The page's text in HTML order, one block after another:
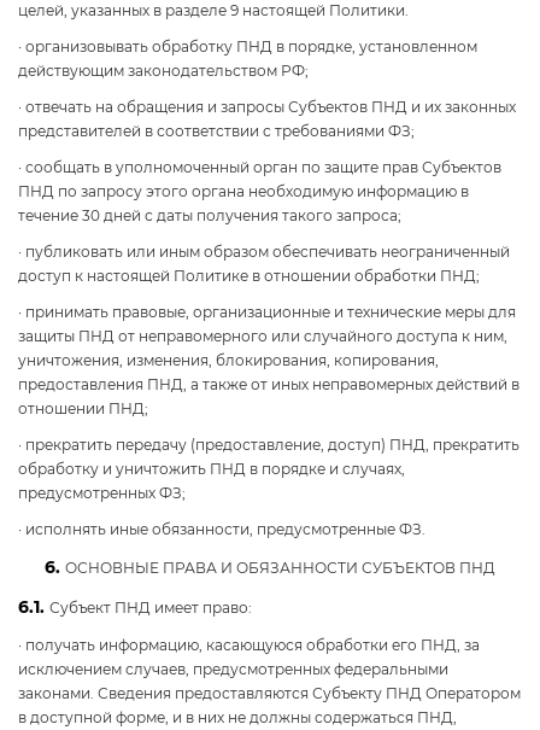
целей, указанных в разделе 9 настоящей Политики.
· организовывать обработку ПНД в порядке, установленном
действующим законодательством РФ;
· отвечать на обращения и запросы Субъектов ПНД и их законных
представителей в соответствии с требованиями ФЗ;
· сообщать в уполномоченный орган по защите прав Субъектов
ПНД по запросу этого органа необходимую информацию в
течение 30 дней с даты получения такого запроса;
· публиковать или иным образом обеспечивать неограниченный
доступ к настоящей Политике в отношении обработки ПНД;
· принимать правовые, организационные и технические меры для
защиты ПНД от неправомерного или случайного доступа к ним,
уничтожения, изменения, блокирования, копирования,
предоставления ПНД, а также от иных неправомерных действий в
отношении ПНД;
· прекратить передачу (предоставление, доступ) ПНД, прекратить
обработку и уничтожить ПНД в порядке и случаях,
предусмотренных ФЗ;
· исполнять иные обязанности, предусмотренные ФЗ.
6. ОСНОВНЫЕ ПРАВА И ОБЯЗАННОСТИ СУБЪЕКТОВ ПНД
6.1. Субъект ПНД имеет право:
· получать информацию, касающуюся обработки его ПНД, за
исключением случаев, предусмотренных федеральными
законами. Сведения предоставляются Субъекту ПНД Оператором
в доступной форме, и в них не должны содержаться ПНД,